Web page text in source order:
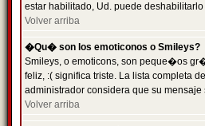
estar habilitado, Ud. puede
Volver arriba
�Qu� son los emoticonos o Smileys?
Smileys, o emoticons, son peque�os
feliz, :( significa triste. La lista completa
administrador considera que su
Volver arriba